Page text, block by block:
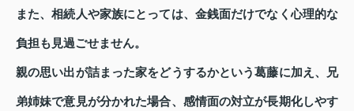
また、相続人や家族にとっては、金銭面だけでなく心理的な
負担も見過ごせません。
親の思い出が詰まった家をどうするかという葛藤に加え、兄
弟姉妹で意見が分かれた場合、感情面の対立が長期化しやす